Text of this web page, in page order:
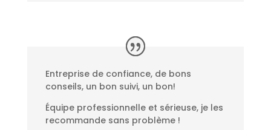
Entreprise de confiance, de bons
conseils, un bon suivi, un bon!
Équipe professionnelle et sérieuse, je les
recommande sans problème !